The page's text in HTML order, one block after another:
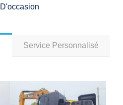
Service Personnalisé